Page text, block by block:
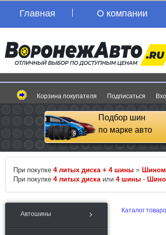
Главная О компании
Корзина покупателя Подписаться
Подбор шин
по марке авто
При покупке 4 литых диска + 4 шины =
При покупке 4 литых диска или 4 шины -
Автошины Каталог